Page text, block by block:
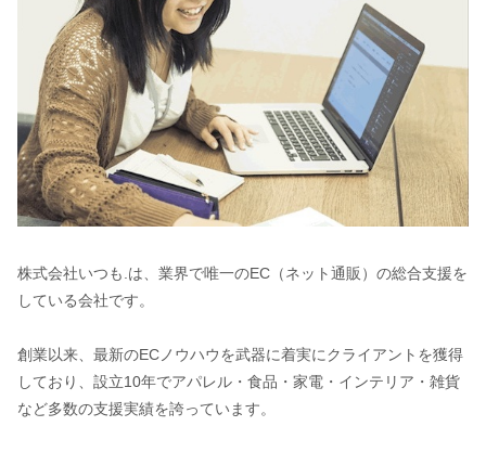
株式会社いつも.は、業界で唯一のEC（ネット通販）の総合支援を
している会社です。
創業以来、最新のECノウハウを武器に着実にクライアントを獲得
しており、設立10年でアパレル・食品・家電・インテリア・雑貨
など多数の支援実績を誇っています。